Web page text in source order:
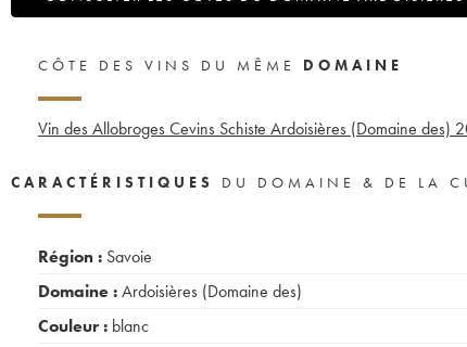
CÔTE DES VINS DU MÊME DOMAINE
Vin des Allobroges Cevins Schiste Ardoisières (Domaine des)
CARACTÉRISTIQUES DU DOMAINE & DE LA
Région : Savoie
Domaine :Ardoisières (Domaine des)
Couleur : blanc